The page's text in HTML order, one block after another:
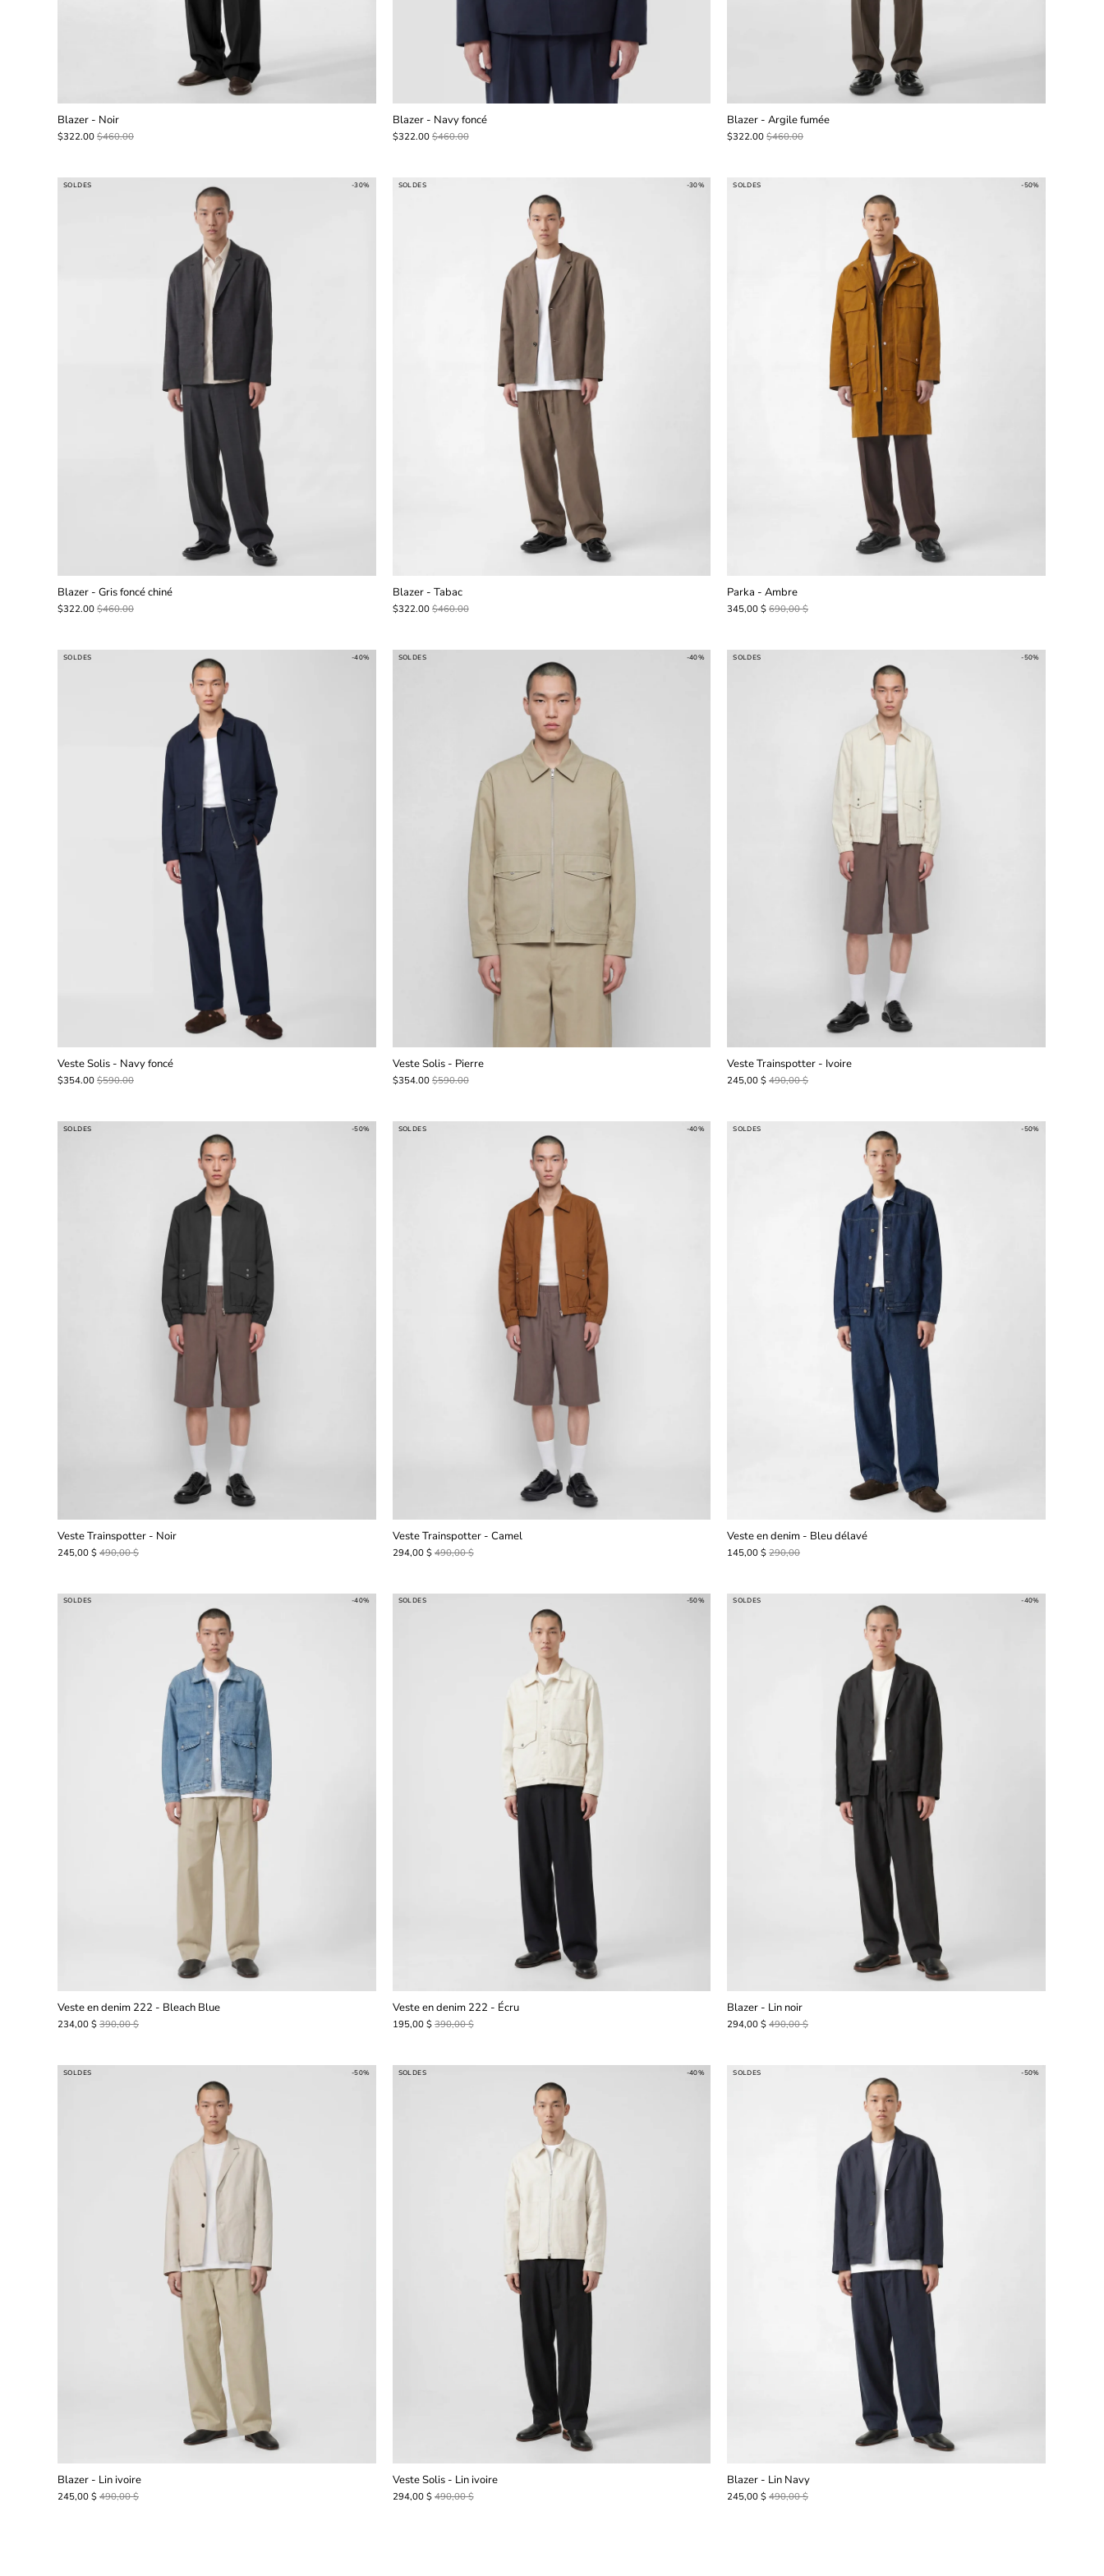
Blazer - Noir
$322.00 $460.00
Blazer - Navy foncé
$322.00 $460.00
Blazer - Argile fumée
$322.00 $460.00
SOLDES -30%
Blazer - Gris foncé chiné
$322.00 $460.00
SOLDES -30%
Blazer - Tabac
$322.00 $460.00
SOLDES -50%
Parka - Ambre
345,00 $ 690,00 $
SOLDES -40%
Veste Solis - Navy foncé
$354.00 $590.00
SOLDES -40%
Veste Solis - Pierre
$354.00 $590.00
SOLDES -50%
Veste Trainspotter - Ivoire
245,00 $ 490,00 $
SOLDES -50%
Veste Trainspotter - Noir
245,00 $ 490,00 $
SOLDES -40%
Veste Trainspotter - Camel
294,00 $ 490,00 $
SOLDES -50%
Veste en denim - Bleu délavé
145,00 $ 290,00
SOLDES -40%
Veste en denim 222 - Bleach Blue
234,00 $ 390,00 $
SOLDES -50%
Veste en denim 222 - Écru
195,00 $ 390,00 $
SOLDES -40%
Blazer - Lin noir
294,00 $ 490,00 $
SOLDES -50%
Blazer - Lin ivoire
245,00 $ 490,00 $
SOLDES -40%
Veste Solis - Lin ivoire
294,00 $ 490,00 $
SOLDES -50%
Blazer - Lin Navy
245,00 $ 490,00 $